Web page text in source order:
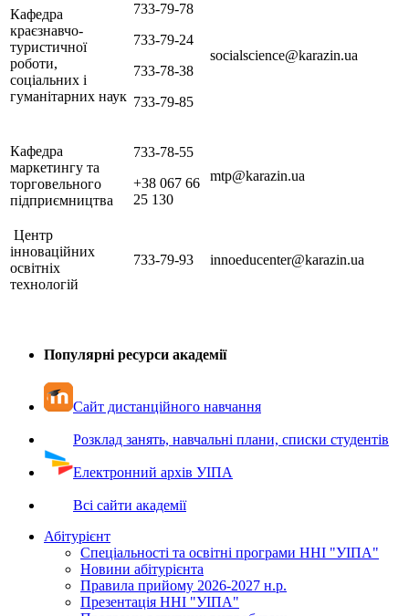
Кафедра
краєзнавчо-
туристичної
роботи,
соціальних і
гуманітарних наук
733-79-78
733-79-24
733-78-38
733-79-85
socialscience@karazin.ua
Кафедра
маркетингу та
торговельного
підприємництва
733-78-55
+38 067 66
25 130
mtp@karazin.ua
Центр
інноваційних
освітніх
технологій
733-79-93 innoeducenter@karazin.ua
Популярні ресурси академії
Сайт дистанційного навчання
Розклад занять, навчальні плани, списки студентів
Електронний архів УІПА
Всі сайти академії
Абітурієнт
Спеціальності та освітні програми ННІ "УІПА"
Новини абітурієнта
Правила прийому 2026-2027 н.р.
Презентація ННІ "УІПА"